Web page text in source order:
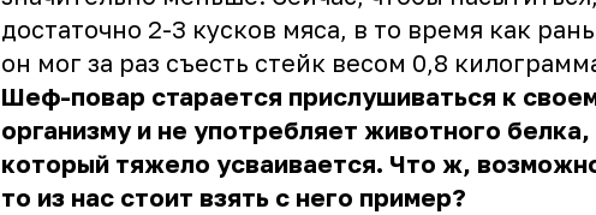
достаточно 2-3 кусков мяса, в то время как
он мог за раз съесть стейк весом 0,8
Шеф-повар старается прислушиваться к
организму и не употребляет животного белка,
который тяжело усваивается. Что ж,
то из нас стоит взять с него пример?